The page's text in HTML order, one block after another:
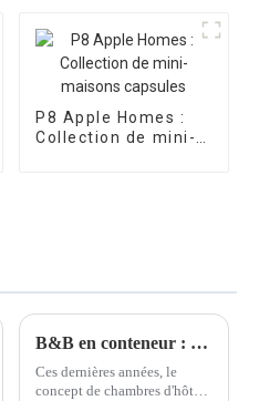
P8 Apple Homes :
Collection de mini-
B&B en conteneur : un élément unique et indispensable de l'industrie touristique
Ces dernières années, le
concept de chambres d'hôtes